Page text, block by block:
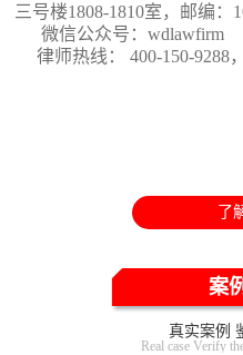
三号楼1808-1810室 ，邮编：
微信公众号：wdlawfirm
律师热线： 400-150-9288
了
案
真实案例
Real case Verify